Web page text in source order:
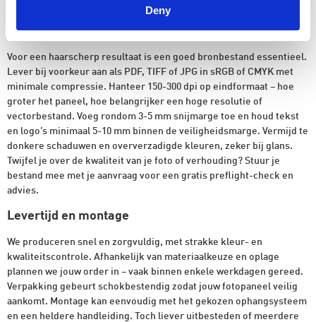
Deny
fotobehang op maat
Bestandskwaliteit en aanleveren
Voor een haarscherp resultaat is een goed bronbestand essentieel.
Lever bij voorkeur aan als PDF, TIFF of JPG in sRGB of CMYK met
minimale compressie. Hanteer 150-300 dpi op eindformaat – hoe
groter het paneel, hoe belangrijker een hoge resolutie of
vectorbestand. Voeg rondom 3-5 mm snijmarge toe en houd tekst
en logo’s minimaal 5-10 mm binnen de veiligheidsmarge. Vermijd te
donkere schaduwen en oververzadigde kleuren, zeker bij glans.
Twijfel je over de kwaliteit van je foto of verhouding? Stuur je
bestand mee met je aanvraag voor een gratis preflight-check en
advies.
Levertijd en montage
We produceren snel en zorgvuldig, met strakke kleur- en
kwaliteitscontrole. Afhankelijk van materiaalkeuze en oplage
plannen we jouw order in – vaak binnen enkele werkdagen gereed.
Verpakking gebeurt schokbestendig zodat jouw fotopaneel veilig
aankomt. Montage kan eenvoudig met het gekozen ophangsysteem
en een heldere handleiding. Toch liever uitbesteden of meerdere